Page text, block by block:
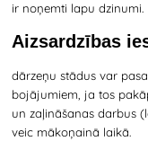
ir noņemti lapu dzinumi.
Aizsardzības
dārzeņu stādus var
bojājumiem, ja tos
un zaļināšanas darbus
veic mākoņainā laikā.